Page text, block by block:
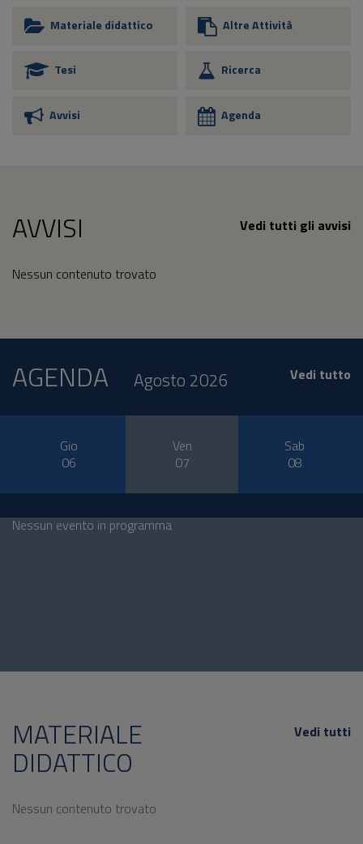
Materiale didattico Altre Attività
Tesi Ricerca
Avvisi Agenda
AVVISI Vedi tutti gli avvisi
Nessun contenuto trovato
AGENDA Agosto 2026 Vedi tutto
Gio
06
Ven
07
Sab
08
Nessun evento in programma
MATERIALE
DIDATTICO
Vedi tutti
Nessun contenuto trovato